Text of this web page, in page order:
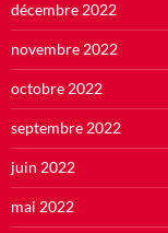
décembre 2022
novembre 2022
octobre 2022
septembre 2022
juin 2022
mai 2022